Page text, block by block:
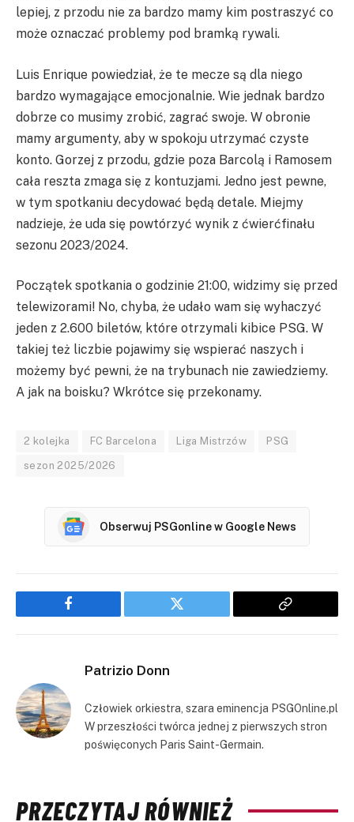
lepiej, z przodu nie za bardzo mamy kim postraszyć co
może oznaczać problemy pod bramką rywali.
Luis Enrique powiedział, że te mecze są dla niego
bardzo wymagające emocjonalnie. Wie jednak bardzo
dobrze co musimy zrobić, zagrać swoje. W obronie
mamy argumenty, aby w spokoju utrzymać czyste
konto. Gorzej z przodu, gdzie poza Barcolą i Ramosem
cała reszta zmaga się z kontuzjami. Jedno jest pewne,
w tym spotkaniu decydować będą detale. Miejmy
nadzieje, że uda się powtórzyć wynik z ćwierćfinału
sezonu 2023/2024.
Początek spotkania o godzinie 21:00, widzimy się przed
telewizorami! No, chyba, że udało wam się wyhaczyć
jeden z 2.600 biletów, które otrzymali kibice PSG. W
takiej też liczbie pojawimy się wspierać naszych i
możemy być pewni, że na trybunach nie zawiedziemy.
A jak na boisku? Wkrótce się przekonamy.
2 kolejka FC Barcelona Liga Mistrzów PSG
sezon 2025/2026
Obserwuj PSGonline w Google News
Facebook Twitter
Copy
Patrizio Donn
Człowiek orkiestra, szara eminencja PSGOnline.pl
W przeszłości twórca jednej z pierwszych stron
poświęconych Paris Saint-Germain.
PRZECZYTAJ RÓWNIEŻ